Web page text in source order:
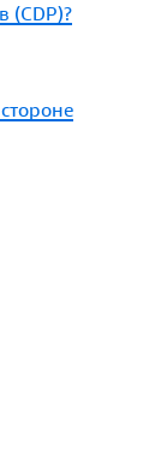
(CDP)?